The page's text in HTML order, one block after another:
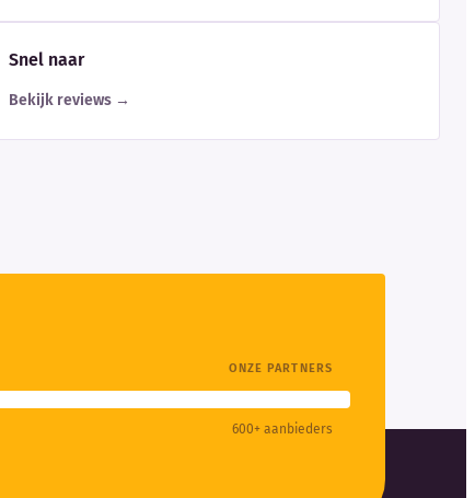
Snel naar
Bekijk reviews →
ONZE PARTNERS
600+ aanbieders